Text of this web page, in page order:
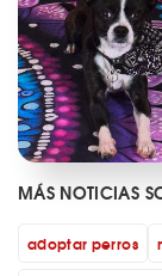
MÁS NOTICIAS
adoptar perros